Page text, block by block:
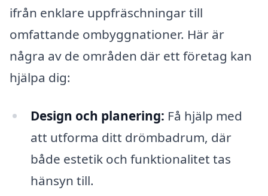
ifrån enklare uppfräschningar till
omfattande ombyggnationer. Här är
några av de områden där ett företag kan
hjälpa dig:
Design och planering: Få hjälp med
att utforma ditt drömbadrum, där
både estetik och funktionalitet tas
hänsyn till.